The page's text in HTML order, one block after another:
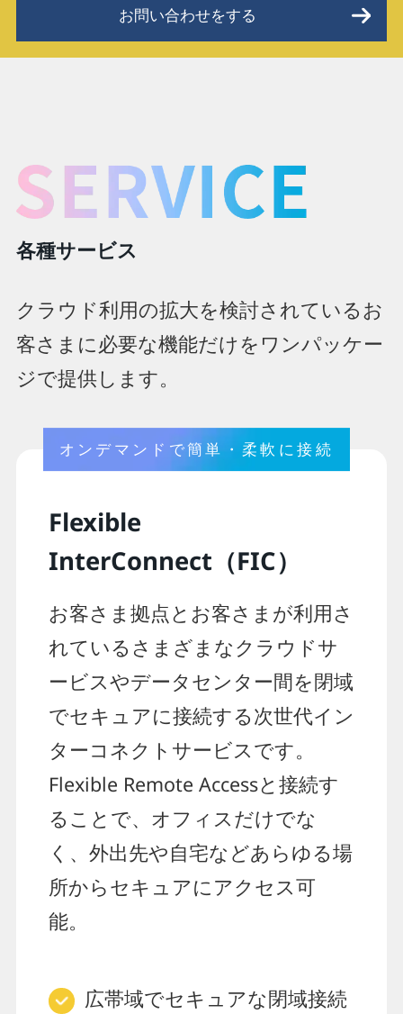
お問い合わせをする
各種サービス
クラウド利用の拡大を検討されているお
客さまに必要な機能だけをワンパッケー
ジで提供します。
オンデマンドで簡単・柔軟に接続
Flexible
InterConnect（FIC）
お客さま拠点とお客さまが利用さ
れているさまざまなクラウドサ
ービスやデータセンター間を閉域
でセキュアに接続する次世代イン
ターコネクトサービスです。
Flexible Remote Accessと接続す
ることで、オフィスだけでな
く、外出先や自宅などあらゆる場
所からセキュアにアクセス可
能。
広帯域でセキュアな閉域接続